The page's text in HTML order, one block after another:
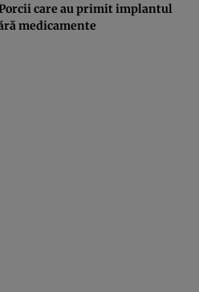
care au primit implantul
medicamente